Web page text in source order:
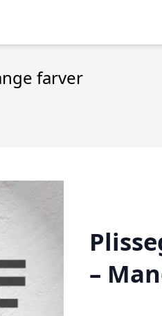
farver
–